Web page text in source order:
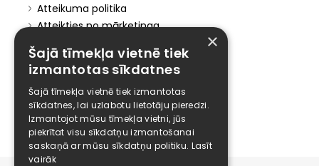
Atteikuma politika
Atteikties no mārketinga
Elīzings
Affiliate
Karjera
Kontakti
×
Šajā tīmekļa vietnē tiek
izmantotas sīkdatnes
Šajā tīmekļa vietnē tiek izmantotas
sīkdatnes, lai uzlabotu lietotāju pieredzi.
Izmantojot mūsu tīmekļa vietni, jūs
piekrītat visu sīkdatņu izmantošanai
saskaņā ar mūsu sīkdatņu politiku. Lasīt
vairāk